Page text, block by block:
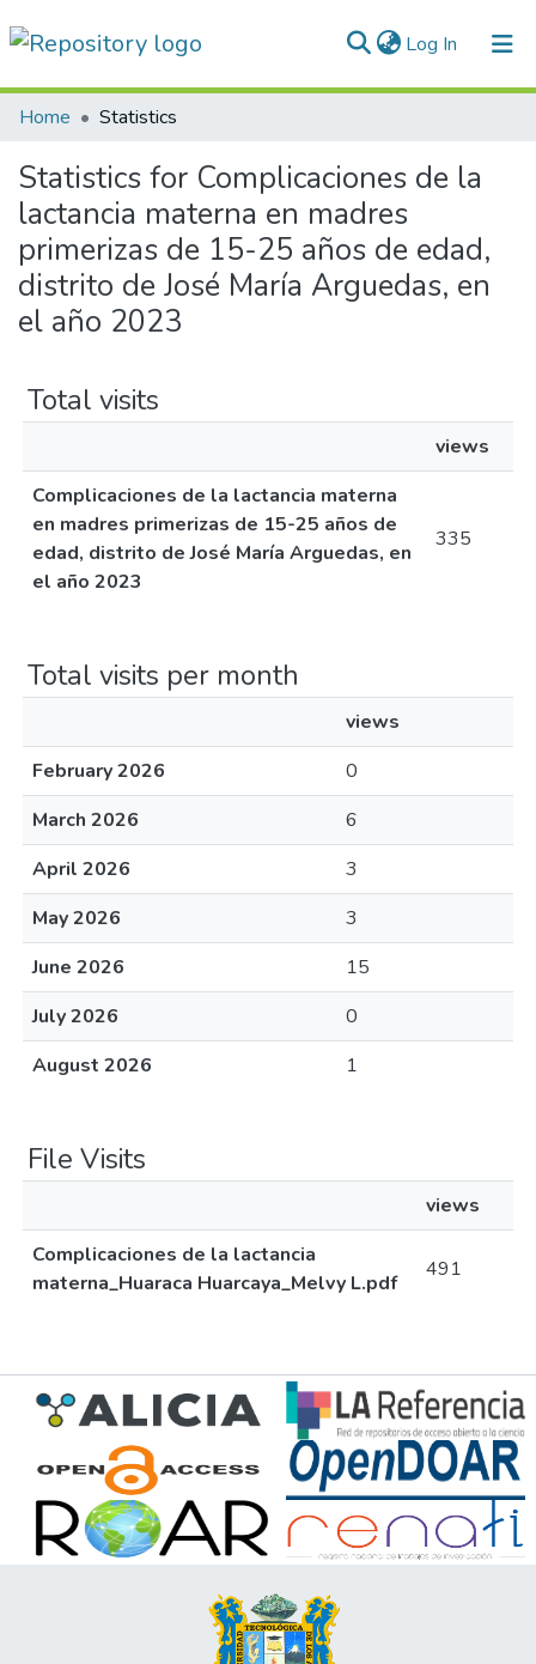
Log In (current)
Communities & Collections
All of DSpace
Normativas
Home Statistics
Statistics for Complicaciones de la
lactancia materna en madres
primerizas de 15-25 años de edad,
distrito de José María Arguedas, en
el año 2023
Total visits
views
Complicaciones de la lactancia materna
en madres primerizas de 15-25 años de
edad, distrito de José María Arguedas, en
el año 2023
335
Total visits per month
views
February 2026
0
March 2026
6
April 2026
3
May 2026
3
June 2026
15
July 2026
0
August 2026
1
File Visits
views
Complicaciones de la lactancia
materna_Huaraca Huarcaya_Melvy L.pdf
491